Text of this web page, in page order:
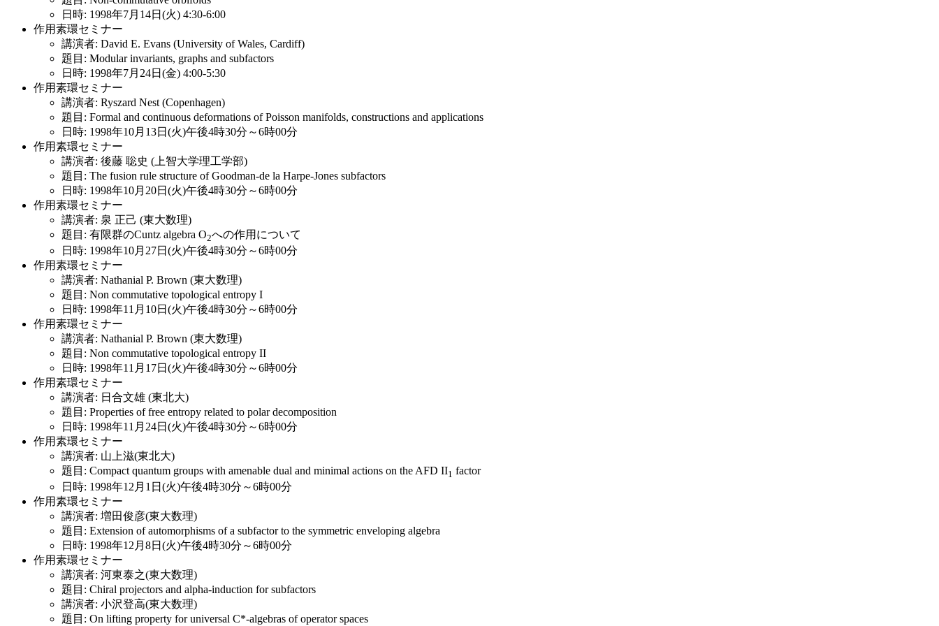
日時: 1998年7月14日(火) 4:30-6:00
作用素環セミナー
講演者: David E. Evans (University of Wales, Cardiff)
題目: Modular invariants, graphs and subfactors
日時: 1998年7月24日(金) 4:00-5:30
作用素環セミナー
講演者: Ryszard Nest (Copenhagen)
題目: Formal and continuous deformations of Poisson manifolds, constructions and applications
日時: 1998年10月13日(火)午後4時30分～6時00分
作用素環セミナー
講演者: 後藤 聡史 (上智大学理工学部)
題目: The fusion rule structure of Goodman-de la Harpe-Jones subfactors
日時: 1998年10月20日(火)午後4時30分～6時00分
作用素環セミナー
講演者: 泉 正己 (東大数理)
題目: 有限群のCuntz algebra O2への作用について
日時: 1998年10月27日(火)午後4時30分～6時00分
作用素環セミナー
講演者: Nathanial P. Brown (東大数理)
題目: Non commutative topological entropy I
日時: 1998年11月10日(火)午後4時30分～6時00分
作用素環セミナー
講演者: Nathanial P. Brown (東大数理)
題目: Non commutative topological entropy II
日時: 1998年11月17日(火)午後4時30分～6時00分
作用素環セミナー
講演者: 日合文雄 (東北大)
題目: Properties of free entropy related to polar decomposition
日時: 1998年11月24日(火)午後4時30分～6時00分
作用素環セミナー
講演者: 山上滋(東北大)
題目: Compact quantum groups with amenable dual and minimal actions on the AFD II1 factor
日時: 1998年12月1日(火)午後4時30分～6時00分
作用素環セミナー
講演者: 増田俊彦(東大数理)
題目: Extension of automorphisms of a subfactor to the symmetric enveloping algebra
日時: 1998年12月8日(火)午後4時30分～6時00分
作用素環セミナー
講演者: 河東泰之(東大数理)
題目: Chiral projectors and alpha-induction for subfactors
講演者: 小沢登高(東大数理)
題目: On lifting property for universal C*-algebras of operator spaces